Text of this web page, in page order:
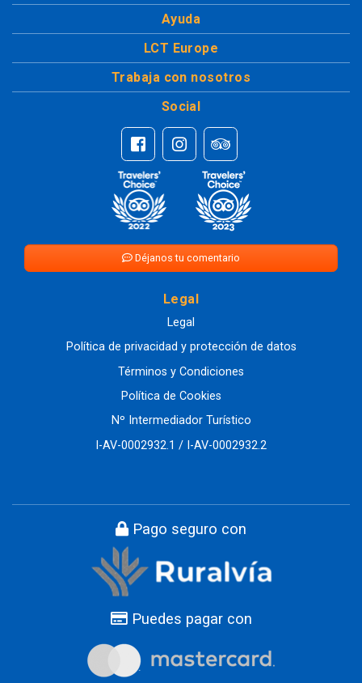
Ayuda
LCT Europe
Legal
Legal
Política de privacidad y protección de datos
Términos y Condiciones
Política de Cookies
Nº Intermediador Turístico
I-AV-0002932.1 / I-AV-0002932.2
Trabaja con nosotros
Social
Déjanos tu comentario
Pago seguro con
Puedes pagar con